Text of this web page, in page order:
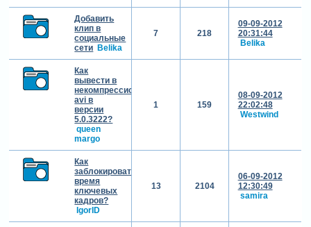
Добавить
клип в
социальные
сети Belika
7 218
09-09-2012
20:31:44
Belika
Как
вывести в
некомпрессисонный
avi в
версии
5.0.3222?
queen
margo
1 159
08-09-2012
22:02:48
Westwind
Как
заблокировать
время
ключевых
кадров?
IgorID
13 2104
06-09-2012
12:30:49
samira